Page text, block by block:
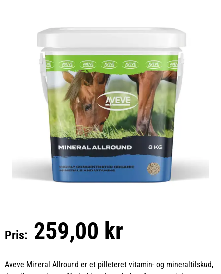
Pris: 259,00 kr
Aveve Mineral Allround er et pilleteret vitamin- og mineraltilskud,